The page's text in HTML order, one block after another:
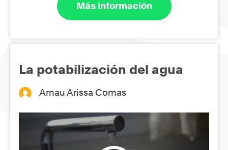
Más información
La potabilización del agua
Arnau Arissa Comas